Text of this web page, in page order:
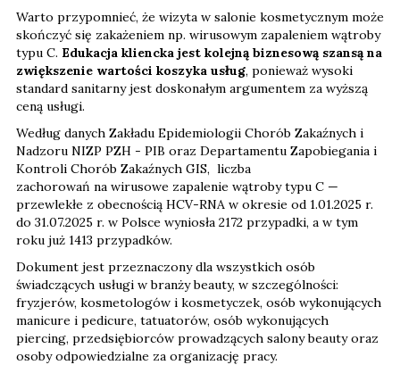
Warto przypomnieć, że wizyta w salonie kosmetycznym może
skończyć się zakażeniem np. wirusowym zapaleniem wątroby
typu C. Edukacja kliencka jest kolejną biznesową szansą na
zwiększenie wartości koszyka usług, ponieważ wysoki
standard sanitarny jest doskonałym argumentem za wyższą
ceną usługi.
Według danych Zakładu Epidemiologii Chorób Zakaźnych i
Nadzoru NIZP PZH - PIB oraz Departamentu Zapobiegania i
Kontroli Chorób Zakaźnych GIS, liczba
zachorowań na wirusowe zapalenie wątroby typu C —
przewlekłe z obecnością HCV-RNA w okresie od 1.01.2025 r.
do 31.07.2025 r. w Polsce wyniosła 2172 przypadki, a w tym
roku już 1413 przypadków.
Dokument jest przeznaczony dla wszystkich osób
świadczących usługi w branży beauty, w szczególności:
fryzjerów, kosmetologów i kosmetyczek, osób wykonujących
manicure i pedicure, tatuatorów, osób wykonujących
piercing, przedsiębiorców prowadzących salony beauty oraz
osoby odpowiedzialne za organizację pracy.